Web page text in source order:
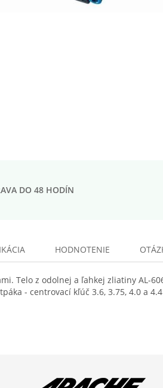
DO 48 HODÍN
Telo z odolnej a ľahkej zliatiny AL-
- centrovací kľúč 3.6, 3.75, 4.0 a
HODNOTENIE